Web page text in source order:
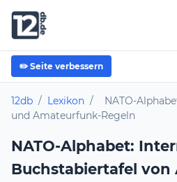
✏️ Seite verbessern
12db / Lexikon /
NATO-
und Amateurfunk-Regeln
NATO-Alphabet:
Buchstabiertafel von